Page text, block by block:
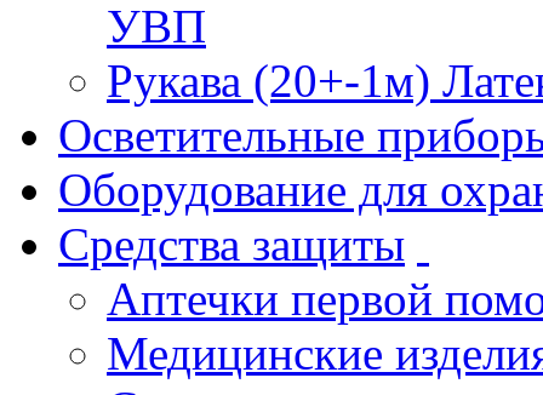
УВП
Рукава (20+-1м)
Осветительные
Оборудование для
Средства защиты
Аптечки первой
Медицинские